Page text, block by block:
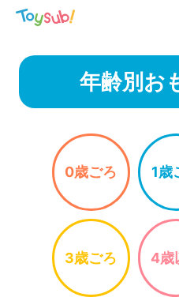
年齢別お
0歳ごろ 1歳
3歳ごろ 4歳